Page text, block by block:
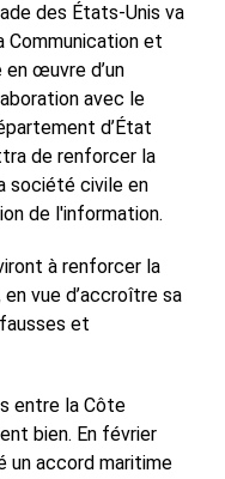
des États-Unis va
Communication et
en œuvre d’un
avec le
d’État
de renforcer la
société civile en
de l'information.
à renforcer la
vue d’accroître sa
et
entre la Côte
bien. En février
un accord maritime